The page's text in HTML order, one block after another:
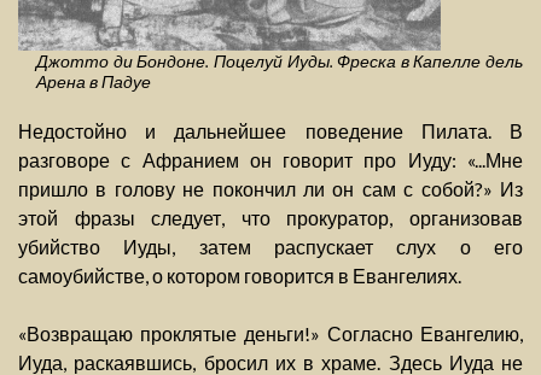
Джотто ди Бондоне. Поцелуй Иуды. Фреска в Капелле дель
Арена в Падуе
Недостойно и дальнейшее поведение Пилата. В
разговоре с Афранием он говорит про Иуду: «...Мне
пришло в голову не покончил ли он сам с собой?» Из
этой фразы следует, что прокуратор, организовав
убийство Иуды, затем распускает слух о его
самоубийстве, о котором говорится в Евангелиях.
«Возвращаю проклятые деньги!» Согласно Евангелию,
Иуда, раскаявшись, бросил их в храме. Здесь Иуда не